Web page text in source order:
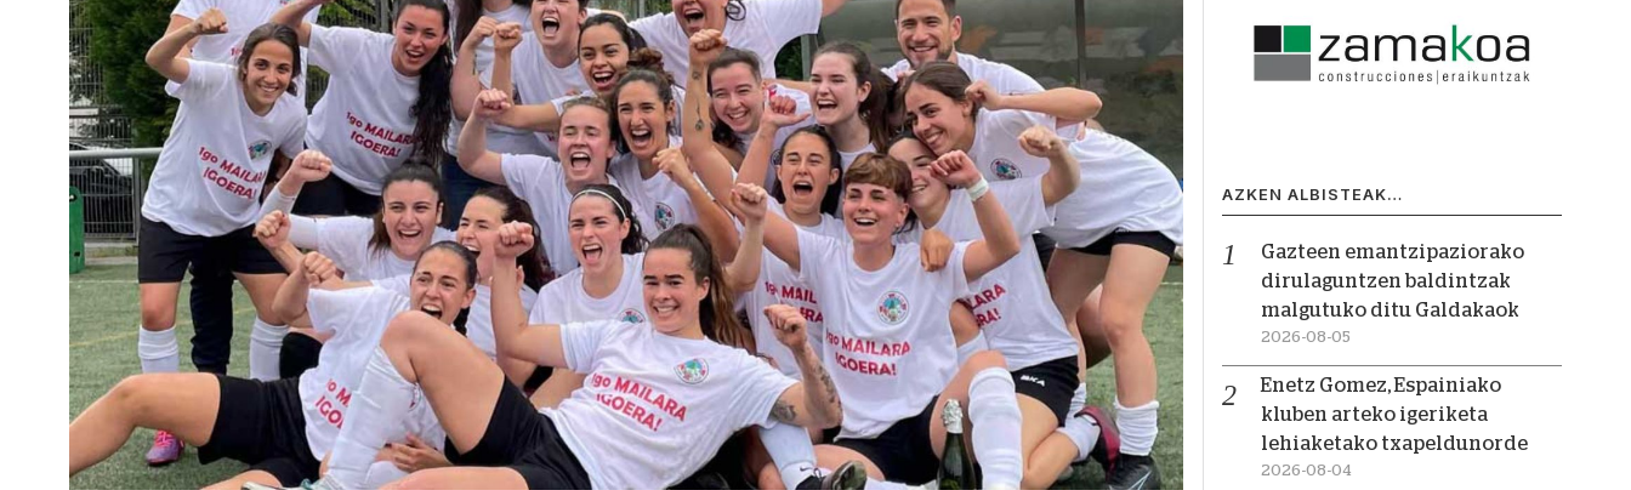
AZKEN ALBISTEAK…
Gazteen emantzipaziorako
dirulaguntzen baldintzak
malgutuko ditu Galdakaok
2026-08-05
Enetz Gomez, Espainiako
kluben arteko igeriketa
lehiaketako txapeldunorde
2026-08-04